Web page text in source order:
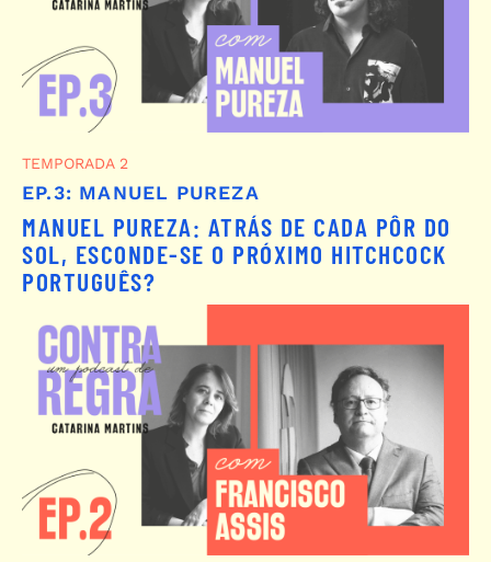
TEMPORADA 2
EP.3: MANUEL PUREZA
MANUEL PUREZA: ATRÁS DE CADA PÔR DO
SOL, ESCONDE-SE O PRÓXIMO HITCHCOCK
PORTUGUÊS?